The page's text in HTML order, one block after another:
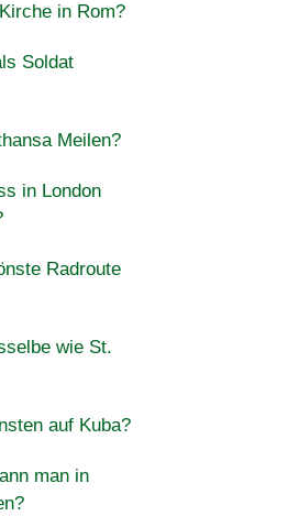
in Rom?
Soldat
Meilen?
in London
Radroute
wie St.
auf Kuba?
man in